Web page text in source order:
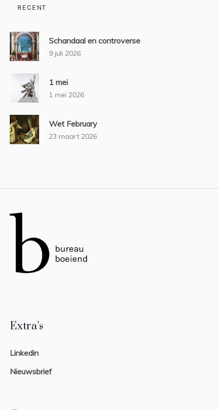
RECENT
Schandaal en controverse
9 juli 2026
1 mei
1 mei 2026
Wet February
23 maart 2026
Extra’s
Linkedin
Nieuwsbrief